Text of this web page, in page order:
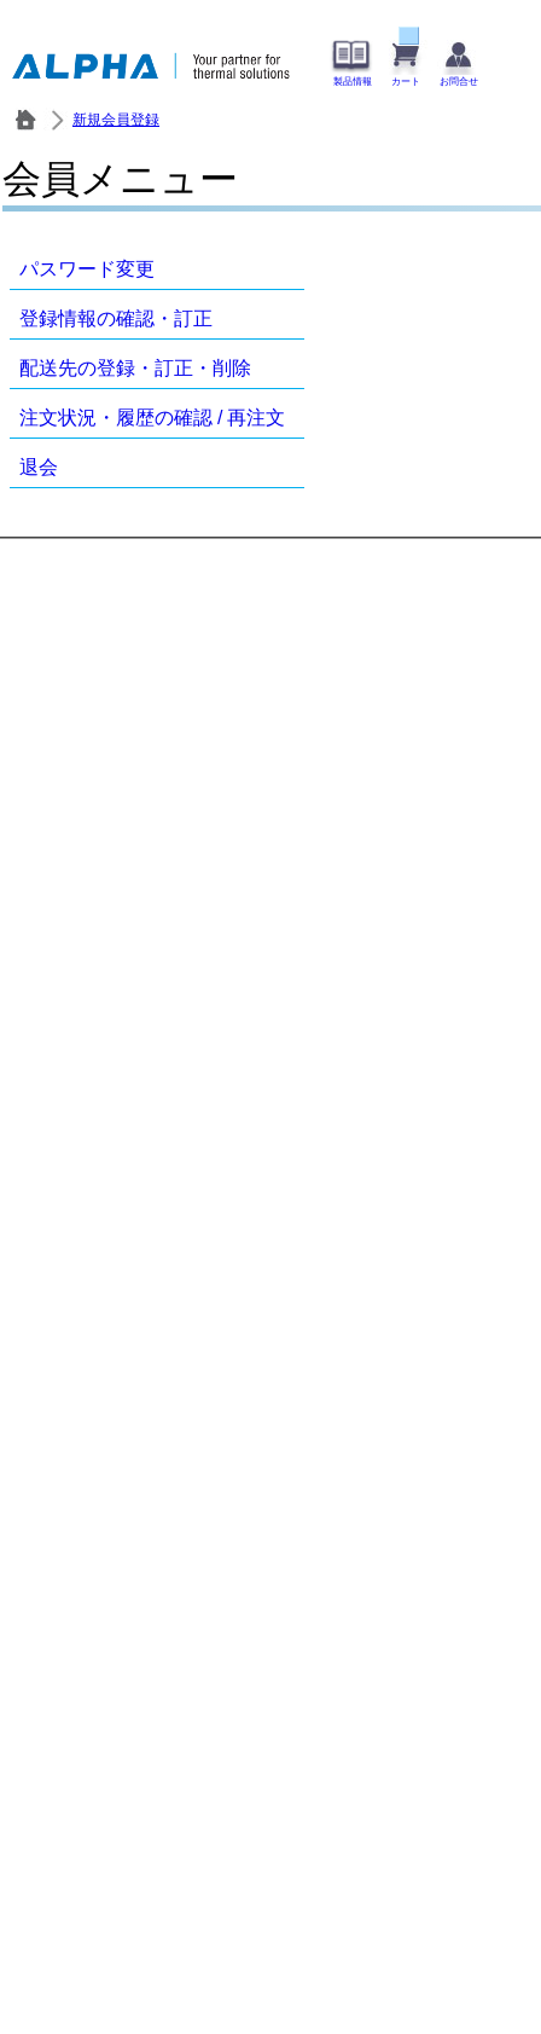
製品情報 カート お問合せ
新規会員登録
会員メニュー
パスワード変更
登録情報の確認・訂正
配送先の登録・訂正・削除
注文状況・履歴の確認 / 再注文
退会